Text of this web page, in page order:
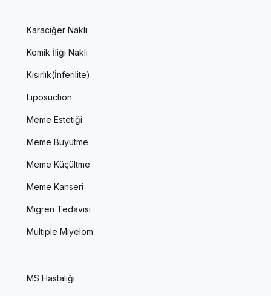
Karaciğer Nakli
Kemik İliği Nakli
Kısırlık(İnferilite)
Liposuction
Meme Estetiği
Meme Büyütme
Meme Küçültme
Meme Kanseri
Migren Tedavisi
Multiple Miyelom
MS Hastalığı